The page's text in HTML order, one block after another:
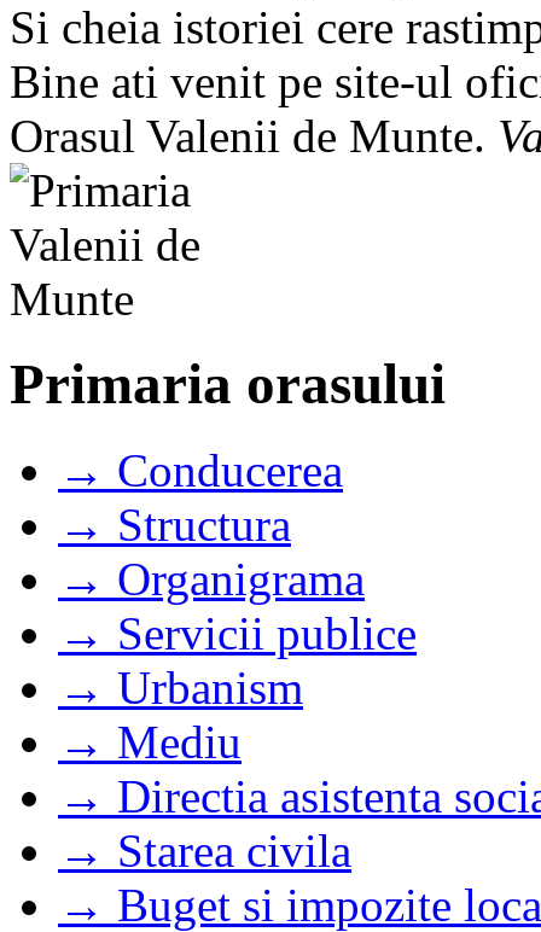
Si cheia istoriei cere
Bine ati venit pe site-ul
Orasul Valenii de Munte.
Primaria orasului
→ Conducerea
→ Structura
→ Organigrama
→ Servicii publice
→ Urbanism
→ Mediu
→ Directia asistenta
→ Starea civila
→ Buget si impozite